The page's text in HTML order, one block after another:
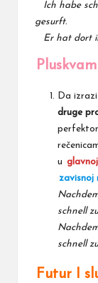
Ich habe
gesurft.
Er hat dort
Da
druge
u
zavisnoj
schnell
schnell
Futur I